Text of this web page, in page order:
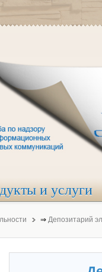
и услуги
⇒ Депозитарий